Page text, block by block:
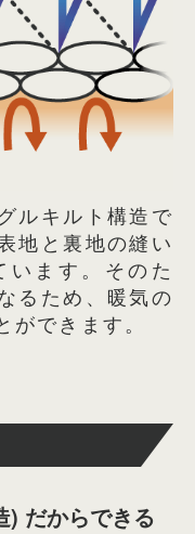
ルキルト構造で
地と裏地の縫い
ます。そのた
るため、暖気の
できます。
) だからできる